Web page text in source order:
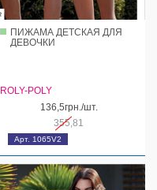
Арт. 1065V2
ПИЖАМА ДЕТСКАЯ ДЛЯ
ДЕВОЧКИ
ROLY-POLY
136,5грн./шт.
355,81